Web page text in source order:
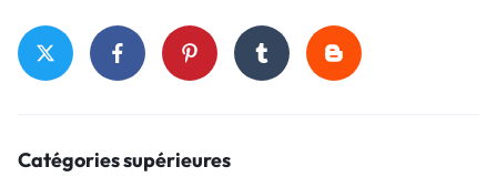
Catégories supérieures